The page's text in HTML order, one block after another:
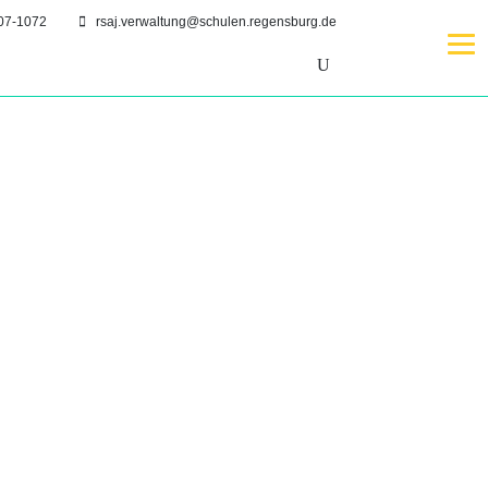
1072 rsaj.verwaltung@schulen.regensburg.de